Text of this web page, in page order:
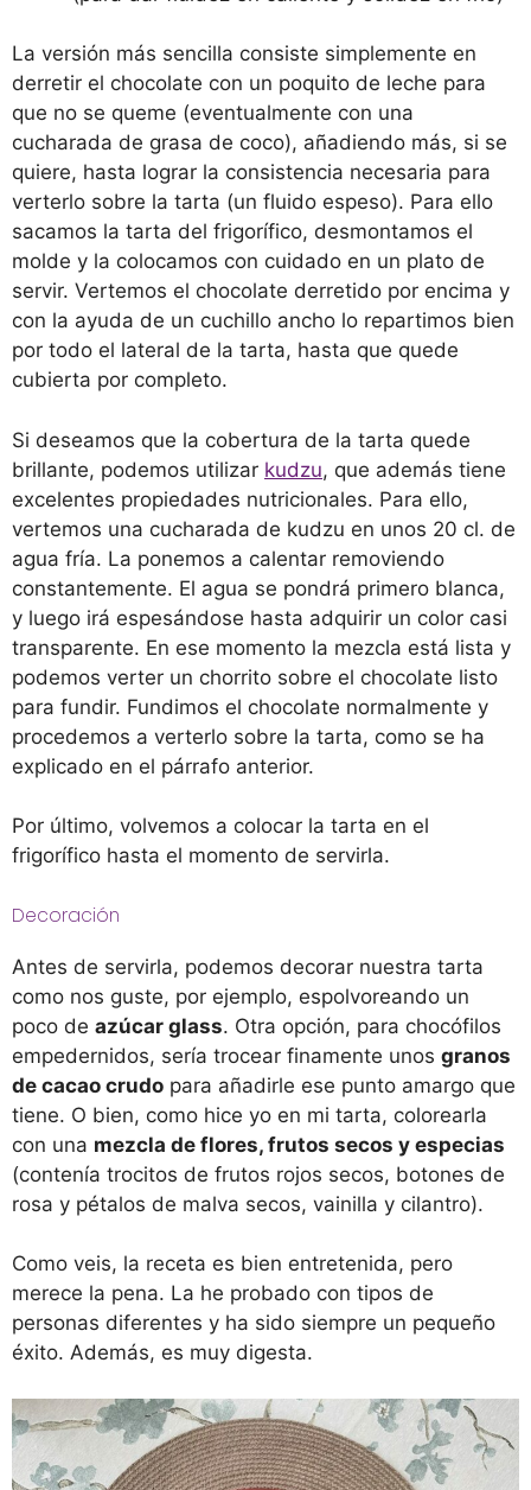
La versión más sencilla consiste simplemente en
derretir el chocolate con un poquito de leche para
que no se queme (eventualmente con una
cucharada de grasa de coco), añadiendo más, si se
quiere, hasta lograr la consistencia necesaria para
verterlo sobre la tarta (un fluido espeso). Para ello
sacamos la tarta del frigorífico, desmontamos el
molde y la colocamos con cuidado en un plato de
servir. Vertemos el chocolate derretido por encima y
con la ayuda de un cuchillo ancho lo repartimos bien
por todo el lateral de la tarta, hasta que quede
cubierta por completo.
Si deseamos que la cobertura de la tarta quede
brillante, podemos utilizar kudzu, que además tiene
excelentes propiedades nutricionales. Para ello,
vertemos una cucharada de kudzu en unos 20 cl. de
agua fría. La ponemos a calentar removiendo
constantemente. El agua se pondrá primero blanca,
y luego irá espesándose hasta adquirir un color casi
transparente. En ese momento la mezcla está lista y
podemos verter un chorrito sobre el chocolate listo
para fundir. Fundimos el chocolate normalmente y
procedemos a verterlo sobre la tarta, como se ha
explicado en el párrafo anterior.
Por último, volvemos a colocar la tarta en el
frigorífico hasta el momento de servirla.
Decoración
Antes de servirla, podemos decorar nuestra tarta
como nos guste, por ejemplo, espolvoreando un
poco de azúcar glass. Otra opción, para chocófilos
empedernidos, sería trocear finamente unos granos
de cacao crudo para añadirle ese punto amargo que
tiene. O bien, como hice yo en mi tarta, colorearla
con una mezcla de flores, frutos secos y especias
(contenía trocitos de frutos rojos secos, botones de
rosa y pétalos de malva secos, vainilla y cilantro).
Como veis, la receta es bien entretenida, pero
merece la pena. La he probado con tipos de
personas diferentes y ha sido siempre un pequeño
éxito. Además, es muy digesta.